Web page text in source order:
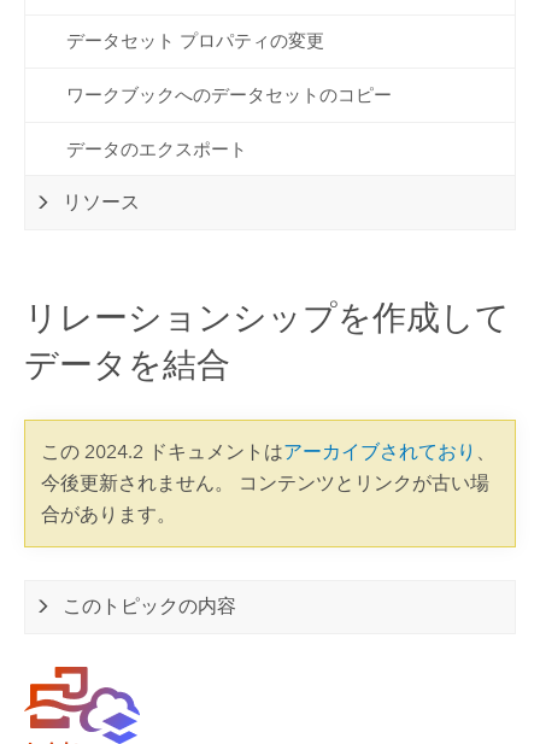
データセット プロパティの変更
ワークブックへのデータセットのコピー
データのエクスポート
リソース
リレーションシップを作成して
データを結合
この 2024.2 ドキュメントはアーカイブされており 、
今後更新されません。 コンテンツとリンクが古い場
合があります。
このトピックの内容